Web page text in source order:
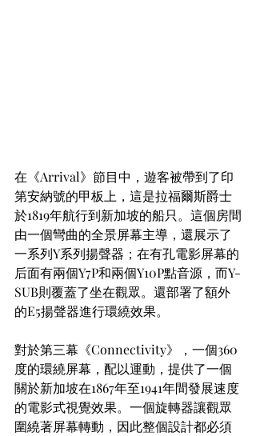
在《Arrival》節目中，遊客被帶到了印
第安納號的甲板上，這是拉福爾斯爵士
於1819年航行到新加坡的船只。這個房間
由一個彎曲的全景屏幕主導，還展示了
一系列Y系列揚聲器；在有孔電影屏幕的
后面有兩個Y7P和兩個Y10P點音源，而Y-
SUB則覆蓋了坐在觀眾。還部署了額外
的E5揚聲器進行環繞效果。
對於第三幕《Connectivity》，一個360
度的環繞屏幕，配以運動，提供了一個
關於新加坡在1867年至1941年間發展速度
的電影式視覺效果。一個旋轉器讓觀眾
圍繞著屏幕轉動，因此整個設計都必須